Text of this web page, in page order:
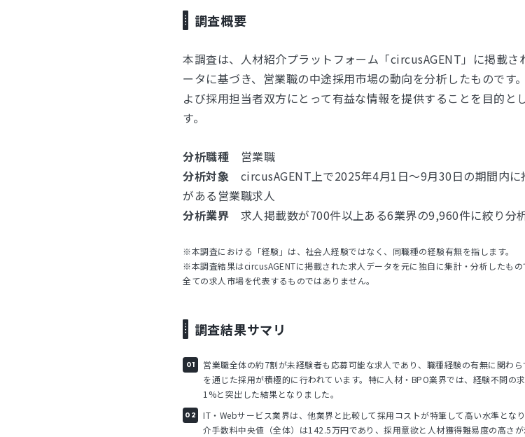
調査概要
本調査は、人材紹介プラットフォーム「circusAGENT」に掲載さ
ータに基づき、営業職の中途採用市場の動向を分析したものです
よび採用担当者双方にとって有益な情報を提供することを目的と
す。
分析職種 営業職
分析対象 circusAGENT上で2025年4月1日～9月30日の期間内に
がある営業職求人
分析業界 求人掲載数が700件以上ある6業界の9,960件に絞り分
※本調査における「経験」は、社会人経験ではなく、同職種の経験有無を指します。
※本調査結果はcircusAGENTに掲載された求人データを元に独自に集計・分析したも
全ての求人市場を代表するものではありません。
調査結果サマリ
営業職全体の約7割が未経験者も応募可能な求人であり、職種経験の有無に関わら
を通じた採用が積極的に行われています。特に人材・BPO業界では、経験不問の
1%と突出した結果となりました。
IT・Webサービス業界は、他業界と比較して採用コストが特筆して高い水準とな
介手数料中央値（全体）は142.5万円であり、採用意欲と人材獲得難易度の高さ